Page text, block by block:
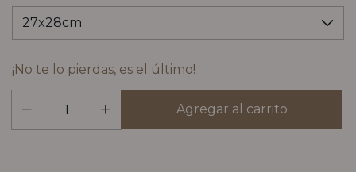
¡No te lo pierdas, es el último!